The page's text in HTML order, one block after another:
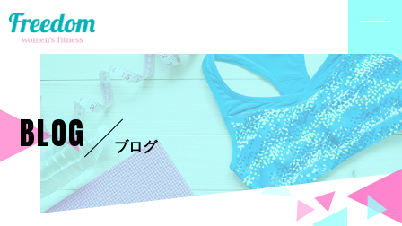
BLOG ブログ